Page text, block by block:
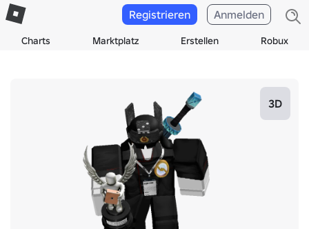
Charts Marktplatz Erstellen Robux
Registrieren Anmelden
3D